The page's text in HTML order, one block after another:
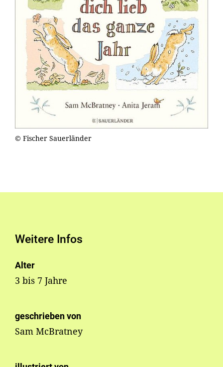
© Fischer Sauerländer
Weitere Infos
Alter
3 bis 7 Jahre
geschrieben von
Sam McBratney